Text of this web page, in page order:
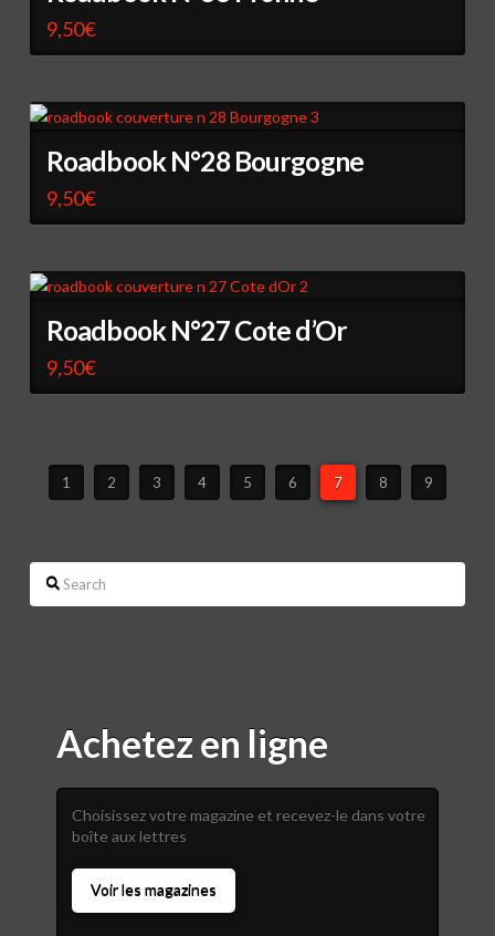
9,50€
Roadbook N°28 Bourgogne
9,50€
Roadbook N°27 Cote d’Or
9,50€
1 2 3 4 5 6 7 8 9
Search
Achetez en ligne
Choisissez votre magazine et recevez-le dans votre
boîte aux lettres
Voir les magazines